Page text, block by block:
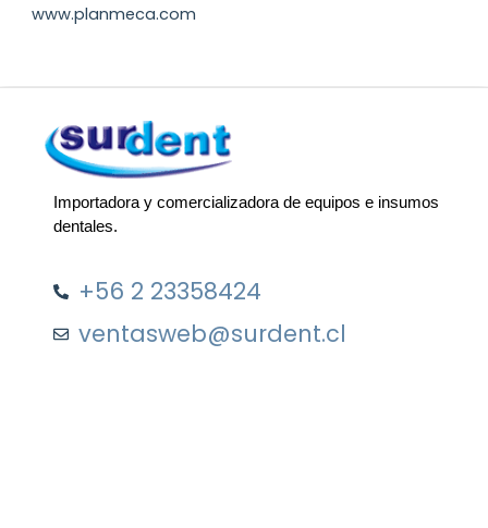
www.planmeca.com
Importadora y comercializadora de equipos e insumos
dentales.
+56 2 23358424
ventasweb@surdent.cl